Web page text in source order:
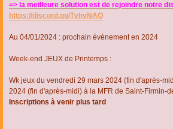
=> la meilleure solution est de rejoindre notre
https://discord.gg/TvhyNAQ
Au 04/01/2024 : prochain évènement en 2024
Week-end JEUX de Printemps :
Wk jeux du vendredi 29 mars 2024 (fin d'après-
2024 (fin d'après-midi) à la MFR de Saint-Firmin-
Inscriptions à venir plus tard